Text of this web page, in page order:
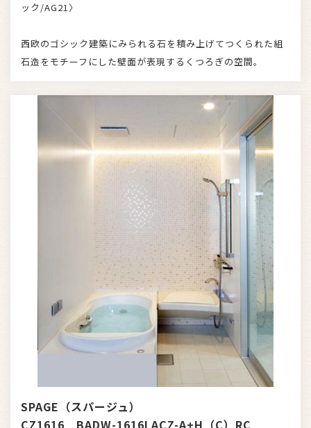
ック/AG21〉
西欧のゴシック建築にみられる石を積み上げてつくられた組
石造をモチーフにした壁面が表現するくつろぎの空間。
SPAGE（スパージュ）